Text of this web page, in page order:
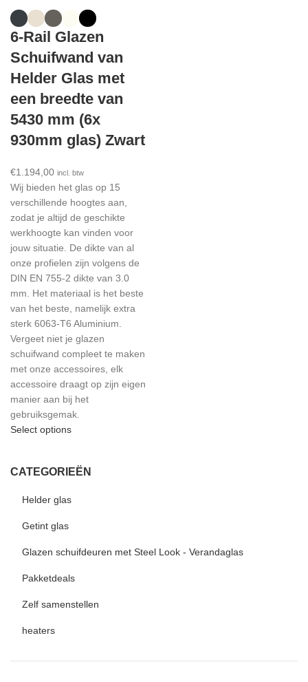
CATEGORIEËN
Helder glas
Getint glas
Glazen schuifdeuren met Steel Look - Verandaglas
Pakketdeals
Zelf samenstellen
heaters
6-Rail Glazen
Schuifwand van
Helder Glas met
een breedte van
5430 mm (6x
930mm glas) Zwart
€1.194,00 incl. btw
Wij bieden het glas op 15
verschillende hoogtes aan,
zodat je altijd de geschikte
werkhoogte kan vinden voor
jouw situatie. De dikte van al
onze profielen zijn volgens de
DIN EN 755-2 dikte van 3.0
mm. Het materiaal is het beste
van het beste, namelijk extra
sterk 6063-T6 Aluminium.
Vergeet niet je glazen
schuifwand compleet te maken
met onze accessoires, elk
accessoire draagt op zijn eigen
manier aan bij het
gebruiksgemak.
Select options